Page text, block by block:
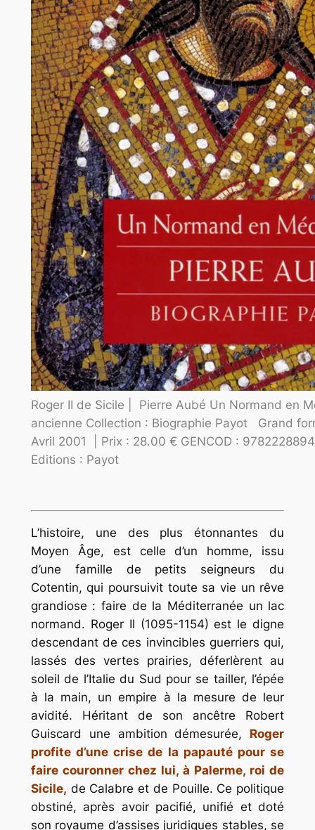
Roger II de Sicile | Pierre Aubé Un Normand en
ancienne Collection : Biographie Payot Grand
Avril 2001 | Prix : 28.00 € GENCOD :
Editions : Payot
L’histoire, une des plus étonnantes du
Moyen Âge, est celle d’un homme, issu
d’une famille de petits seigneurs du
Cotentin, qui poursuivit toute sa vie un rêve
grandiose : faire de la Méditerranée un lac
normand. Roger II (1095-1154) est le digne
descendant de ces invincibles guerriers qui,
lassés des vertes prairies, déferlèrent au
soleil de l’Italie du Sud pour se tailler, l’épée
à la main, un empire à la mesure de leur
avidité. Héritant de son ancêtre Robert
Guiscard une ambition démesurée, Roger
profite d’une crise de la papauté pour se
faire couronner chez lui, à Palerme, roi de
Sicile, de Calabre et de Pouille. Ce politique
obstiné, après avoir pacifié, unifié et doté
son royaume d’assises juridiques stables, se